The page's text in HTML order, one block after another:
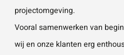
projectomgeving.
Vooral samenwerken van
wij en onze klanten erg